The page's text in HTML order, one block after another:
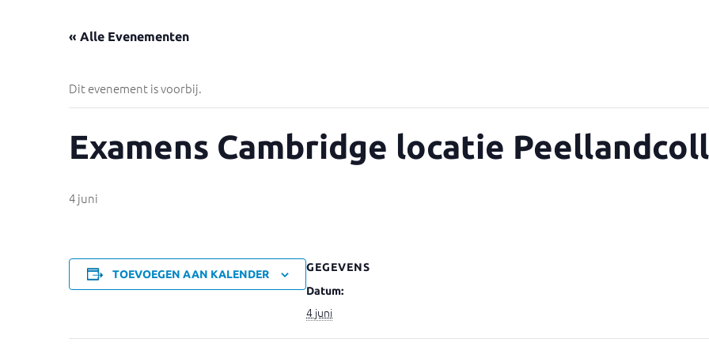
« Alle Evenementen
Dit evenement is voorbij.
Examens Cambridge locatie
4 juni
TOEVOEGEN AAN KALENDER
GEGEVENS
Datum:
4 juni